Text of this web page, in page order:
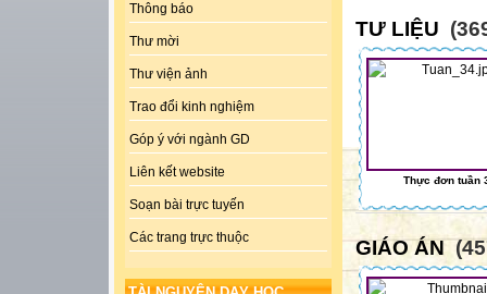
Thông báo
Thư mời
Thư viện ảnh
Trao đổi kinh nghiệm
Góp ý với ngành GD
Liên kết website
Soạn bài trực tuyến
Các trang trực thuộc
TƯ LIỆU
Thực đơn tuần
GIÁO ÁN